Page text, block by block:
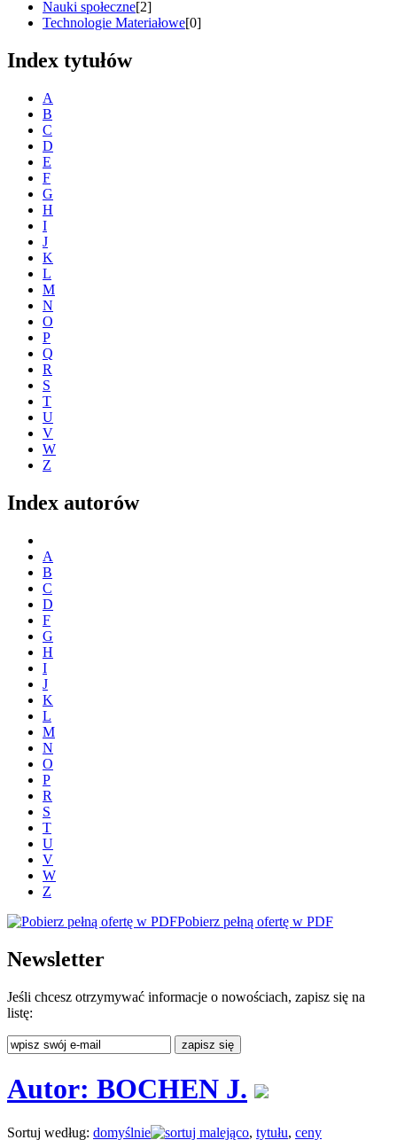
Nauki społeczne[2]
Technologie Materiałowe[0]
Index tytułów
A
B
C
D
E
F
G
H
I
J
K
L
M
N
O
P
Q
R
S
T
U
V
W
Z
Index autorów
A
B
C
D
F
G
H
I
J
K
L
M
N
O
P
R
S
T
U
V
W
Z
Pobierz pełną ofertę w PDF
Newsletter
Jeśli chcesz otrzymywać informacje o nowościach, zapisz się na
listę:
Autor: BOCHEN J.
Sortuj według: domyślnie , tytułu, ceny